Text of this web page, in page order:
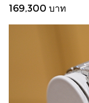
169,300 บาท